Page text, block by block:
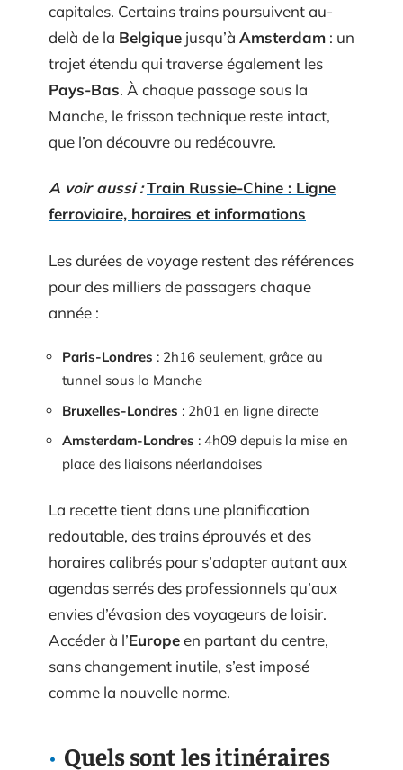
capitales. Certains trains poursuivent au-
delà de la Belgique jusqu’à Amsterdam : un
trajet étendu qui traverse également les
Pays-Bas. À chaque passage sous la
Manche, le frisson technique reste intact,
que l’on découvre ou redécouvre.
A voir aussi :Train Russie-Chine : Ligne
ferroviaire, horaires et informations
Les durées de voyage restent des références
pour des milliers de passagers chaque
année :
Paris-Londres : 2h16 seulement, grâce au
tunnel sous la Manche
Bruxelles-Londres : 2h01 en ligne directe
Amsterdam-Londres : 4h09 depuis la mise en
place des liaisons néerlandaises
La recette tient dans une planification
redoutable, des trains éprouvés et des
horaires calibrés pour s’adapter autant aux
agendas serrés des professionnels qu’aux
envies d’évasion des voyageurs de loisir.
Accéder à l’Europeen partant du centre,
sans changement inutile, s’est imposé
comme la nouvelle norme.
Quels sont les itinéraires